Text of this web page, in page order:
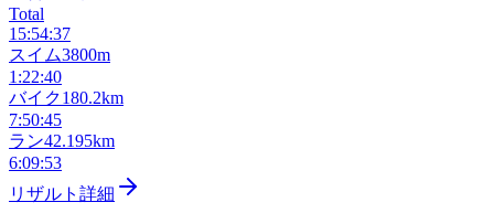
Total
15:54:37
スイム3800m
1:22:40
バイク180.2km
7:50:45
ラン42.195km
6:09:53
リザルト詳細